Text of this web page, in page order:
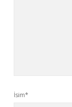
İsim*